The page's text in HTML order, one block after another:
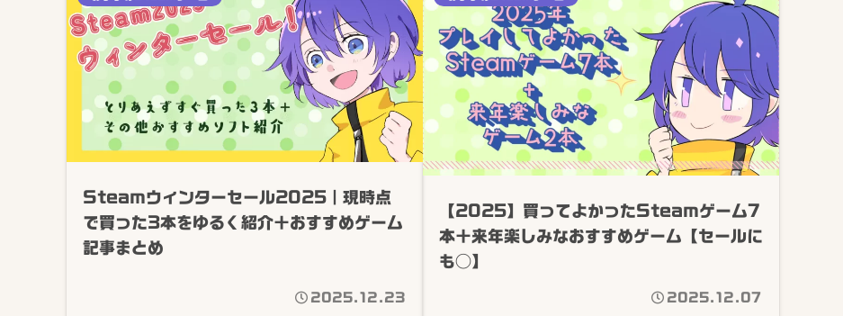
Steamウィンターセール2025｜現時点
で買った3本をゆるく紹介＋おすすめゲーム
記事まとめ
2025.12.23
【2025】買ってよかったSteamゲーム7
本＋来年楽しみなおすすめゲーム【セールに
も◯】
2025.12.07